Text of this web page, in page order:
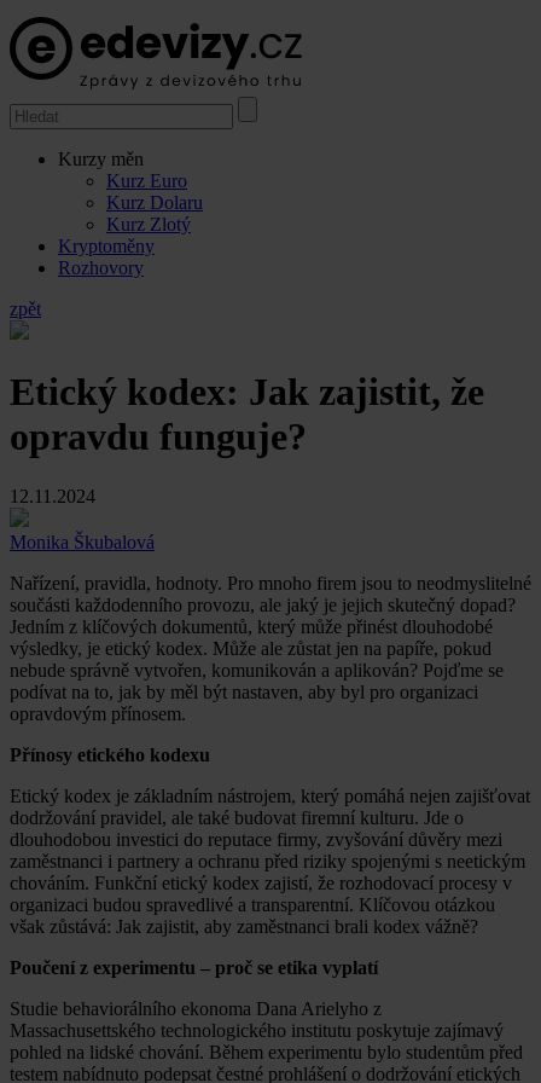
Kurzy měn
Kurz Euro
Kurz Dolaru
Kurz Zlotý
Kryptoměny
Rozhovory
zpět
Etický kodex: Jak zajistit, že
opravdu funguje?
12.11.2024
Monika Škubalová
Nařízení, pravidla, hodnoty. Pro mnoho firem jsou to neodmyslitelné
součásti každodenního provozu, ale jaký je jejich skutečný dopad?
Jedním z klíčových dokumentů, který může přinést dlouhodobé
výsledky, je etický kodex. Může ale zůstat jen na papíře, pokud
nebude správně vytvořen, komunikován a aplikován? Pojďme se
podívat na to, jak by měl být nastaven, aby byl pro organizaci
opravdovým přínosem.
Přínosy etického kodexu
Etický kodex je základním nástrojem, který pomáhá nejen zajišťovat
dodržování pravidel, ale také budovat firemní kulturu. Jde o
dlouhodobou investici do reputace firmy, zvyšování důvěry mezi
zaměstnanci i partnery a ochranu před riziky spojenými s neetickým
chováním. Funkční etický kodex zajistí, že rozhodovací procesy v
organizaci budou spravedlivé a transparentní. Klíčovou otázkou
však zůstává: Jak zajistit, aby zaměstnanci brali kodex vážně?
Poučení z experimentu – proč se etika vyplatí
Studie behaviorálního ekonoma Dana Arielyho z
Massachusettského technologického institutu poskytuje zajímavý
pohled na lidské chování. Během experimentu bylo studentům před
testem nabídnuto podepsat čestné prohlášení o dodržování etických